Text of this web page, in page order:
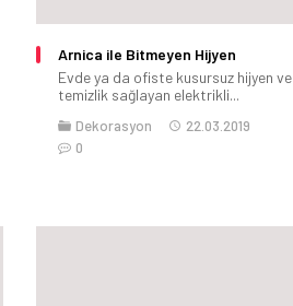
Arnica ile Bitmeyen Hijyen
Evde ya da ofiste kusursuz hijyen ve
temizlik sağlayan elektrikli...
Dekorasyon
22.03.2019
0